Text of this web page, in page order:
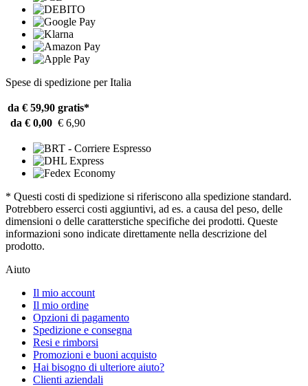
Spese di spedizione per Italia
da € 59,90 gratis*
da € 0,00 € 6,90
* Questi costi di spedizione si riferiscono alla spedizione standard.
Potrebbero esserci costi aggiuntivi, ad es. a causa del peso, delle
dimensioni o delle caratterstiche specifiche dei prodotti. Queste
informazioni sono indicate direttamente nella descrizione del
prodotto.
Aiuto
Il mio account
Il mio ordine
Opzioni di pagamento
Spedizione e consegna
Resi e rimborsi
Promozioni e buoni acquisto
Hai bisogno di ulteriore aiuto?
Clienti aziendali